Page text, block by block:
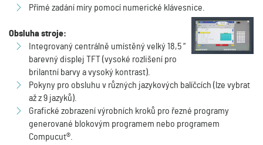
Přímé zadání míry pomocí numerické klávesnice.
Obsluha stroje:
Integrovaný centrálně umístěný velký 18,5 “
barevný displej TFT (vysoké rozlišení pro
brilantní barvy a vysoký kontrast).
Pokyny pro obsluhu v různých jazykových balíčcích (lze vybrat
až z 9 jazyků).
Grafické zobrazení výrobních kroků pro řezné programy
generované blokovým programem nebo programem
Compucut®.